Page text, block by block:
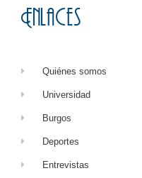
Enlaces
Quiénes somos
Universidad
Burgos
Deportes
Entrevistas